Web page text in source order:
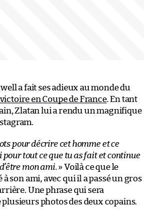
a fait ses adieux au monde du
en Coupe de France. En tant
Zlatan lui a rendu un magnifique
pour décrire cet homme et ce
tout ce que tu as fait et continue
mon ami. » Voilà ce que le
à son ami, avec qui il a passé un gros
Une phrase qui sera
plusieurs photos des deux copains.